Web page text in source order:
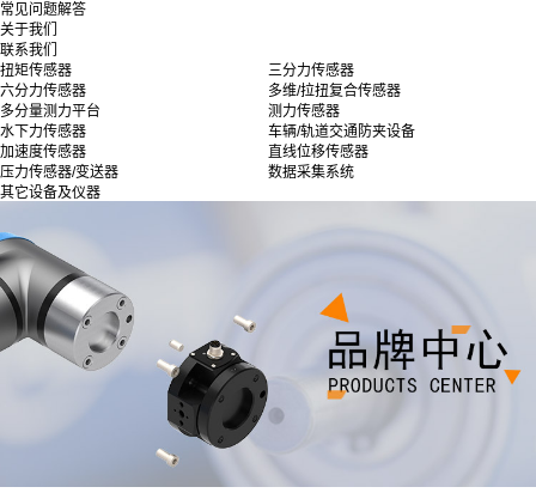
常见问题解答
关于我们
联系我们
扭矩传感器
三分力传感器
六分力传感器
多维/拉扭复合传感器
多分量测力平台
测力传感器
水下力传感器
车辆/轨道交通防夹设备
加速度传感器
直线位移传感器
压力传感器/变送器
数据采集系统
其它设备及仪器